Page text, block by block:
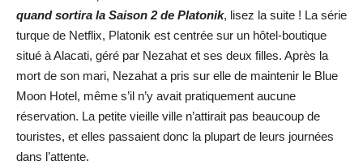
quand sortira la Saison 2 de Platonik, lisez la suite ! La série
turque de Netflix, Platonik est centrée sur un hôtel-boutique
situé à Alacati, géré par Nezahat et ses deux filles. Après la
mort de son mari, Nezahat a pris sur elle de maintenir le Blue
Moon Hotel, même s’il n’y avait pratiquement aucune
réservation. La petite vieille ville n’attirait pas beaucoup de
touristes, et elles passaient donc la plupart de leurs journées
dans l’attente.